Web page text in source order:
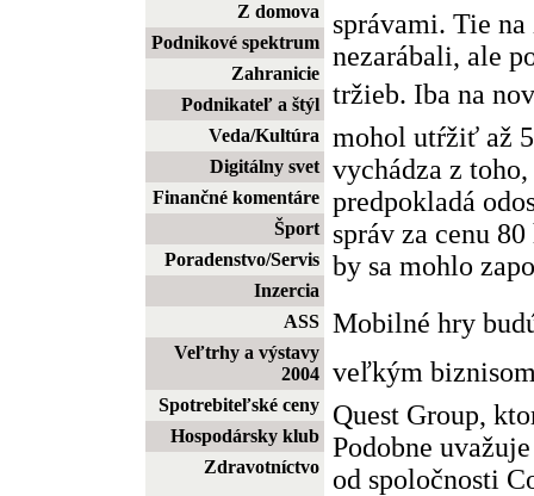
Z domova
Podnikové spektrum
Zahranicie
Podnikateľ a štýl
Veda/Kultúra
Digitálny svet
Finančné komentáre
Šport
Poradenstvo/Servis
Inzercia
ASS
Veľtrhy a výstavy
2004
Spotrebiteľské ceny
Hospodársky klub
Zdravotníctvo
správami. Tie
nezarábali, ale
tržieb. Iba na
mohol utŕžiť až
vychádza z
predpokladá
správ za cenu
by sa mohlo
Mobilné hry
veľkým
Quest Group,
Podobne
od spoločnosti